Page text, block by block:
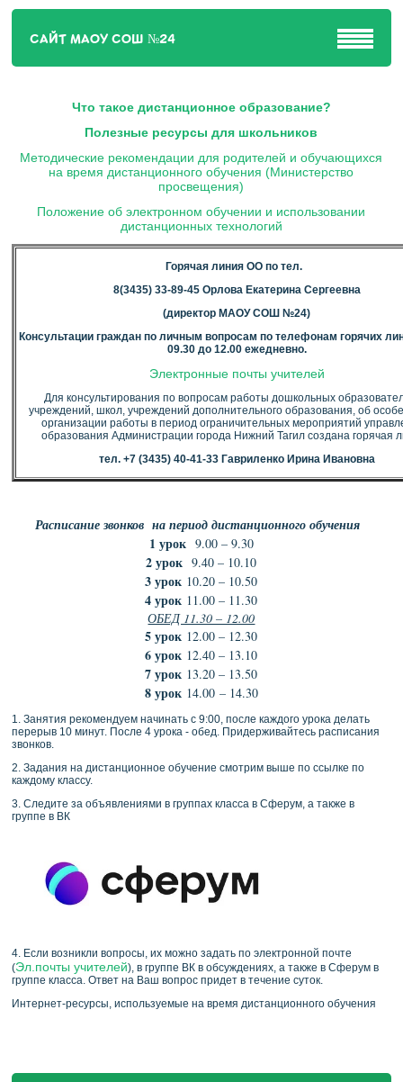
САЙТ МАОУ СОШ №24
Что такое дистанционное образование?
Полезные ресурсы для школьников
Методические рекомендации для родителей и обучающихся
на время дистанционного обучения (Министерство
просвещения)
Положение об электронном обучении и использовании
дистанционных технологий
Горячая линия ОО по тел.
8(3435) 33-89-45 Орлова Екатерина Сергеевна
(директор МАОУ СОШ №24)
Консультации граждан по личным вопросам по телефонам горячих
09.30 до 12.00 ежедневно.
Электронные почты учителей
Для консультирования по вопросам работы дошкольных
учреждений, школ, учреждений дополнительного образования, об
организации работы в период ограничительных мероприятий
образования Администрации города Нижний Тагил создана горячая
тел. +7 (3435) 40-41-33 Гавриленко Ирина Ивановна
Расписание звонков на период дистанционного обучения
1 урок 9.00 – 9.30
2 урок 9.40 – 10.10
3 урок 10.20 – 10.50
4 урок 11.00 – 11.30
ОБЕД 11.30 – 12.00
5 урок 12.00 – 12.30
6 урок 12.40 – 13.10
7 урок 13.20 – 13.50
8 урок14.00 – 14.30
1. Занятия рекомендуем начинать с 9:00, после каждого урока делать
перерыв 10 минут. После 4 урока - обед. Придерживайтесь расписания
звонков.
2. Задания на дистанционное обучение смотрим выше по ссылке по
каждому классу.
3. Следите за объявлениями в группах класса в Сферум, а также в
группе в ВК
4. Если возникли вопросы, их можно задать по электронной почте
(Эл.почты учителей), в группе ВК в обсуждениях, а также в Сферум в
группе класса. Ответ на Ваш вопрос придет в течение суток.
Интернет-ресурсы, используемые на время дистанционного обучения